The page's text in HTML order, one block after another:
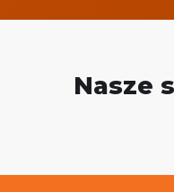
Nasze